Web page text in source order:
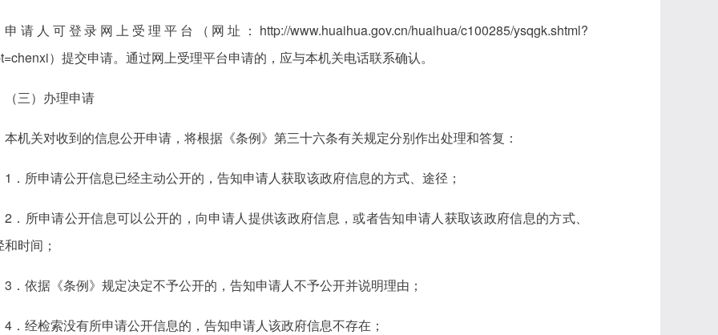
申请人可登录网上受理平台（网址：http://www.huaihua.gov.cn/huaihua/c100285/ysqgk.shtml?
）提交申请。通过网上受理平台申请的，应与本机关电话联系确认。
（三）办理申请
本机关对收到的信息公开申请，将根据《条例》第三十六条有关规定分别作出处理和答复：
1．所申请公开信息已经主动公开的，告知申请人获取该政府信息的方式、途径；
2．所申请公开信息可以公开的，向申请人提供该政府信息，或者告知申请人获取该政府信息的方式、
时间；
3．依据《条例》规定决定不予公开的，告知申请人不予公开并说明理由；
4．经检索没有所申请公开信息的，告知申请人该政府信息不存在；